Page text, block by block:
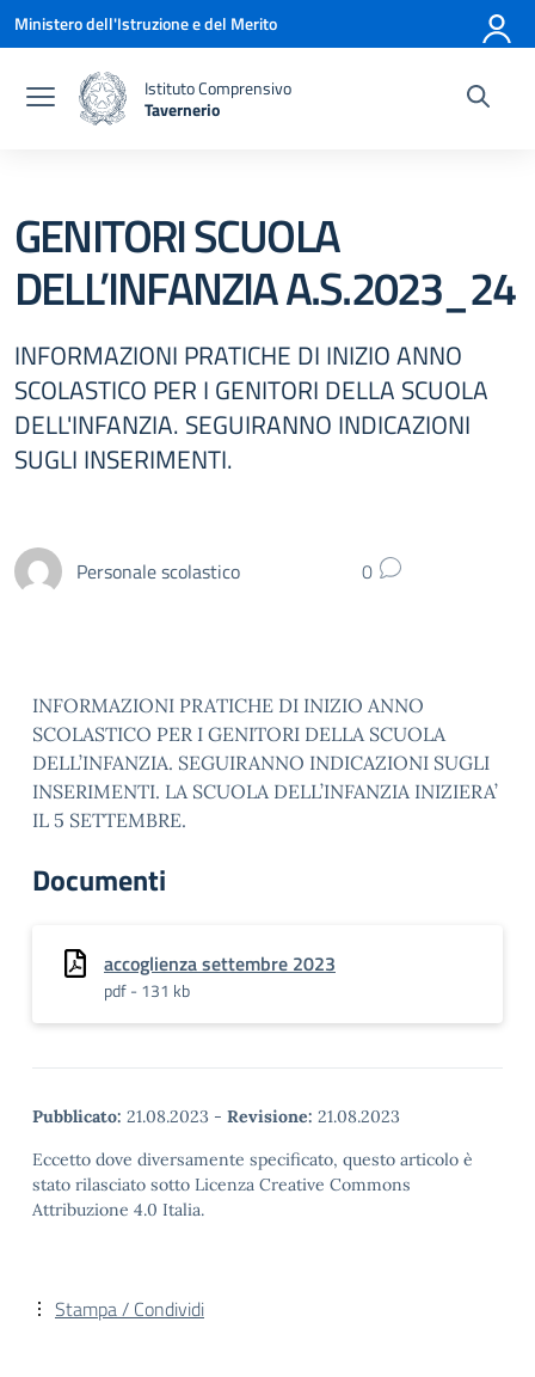
Vai ai contenuti
Vai al menu di navigazione
Vai al footer
Ministero dell'Istruzione e del Merito
Istituto Comprensivo
Tavernerio
GENITORI SCUOLA
DELL’INFANZIA A.S.2023_24
INFORMAZIONI PRATICHE DI INIZIO ANNO
SCOLASTICO PER I GENITORI DELLA SCUOLA
DELL'INFANZIA. SEGUIRANNO INDICAZIONI
SUGLI INSERIMENTI.
Personale scolastico 0
INFORMAZIONI PRATICHE DI INIZIO ANNO
SCOLASTICO PER I GENITORI DELLA SCUOLA
DELL’INFANZIA. SEGUIRANNO INDICAZIONI SUGLI
INSERIMENTI. LA SCUOLA DELL’INFANZIA INIZIERA’
IL 5 SETTEMBRE.
Documenti
accoglienza settembre 2023
pdf - 131 kb
Pubblicato: 21.08.2023 - Revisione: 21.08.2023
Eccetto dove diversamente specificato, questo articolo è
stato rilasciato sotto Licenza Creative Commons
Attribuzione 4.0 Italia.
Stampa / Condividi